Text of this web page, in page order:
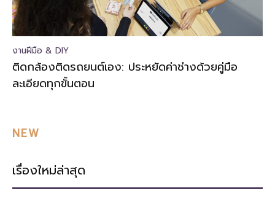
งานฝีมือ & DIY
ติดกล้องติดรถยนต์เอง: ประหยัดค่าช่างด้วยคู่มือ
ละเอียดทุกขั้นตอน
NEW
เรื่องใหม่ล่าสุด